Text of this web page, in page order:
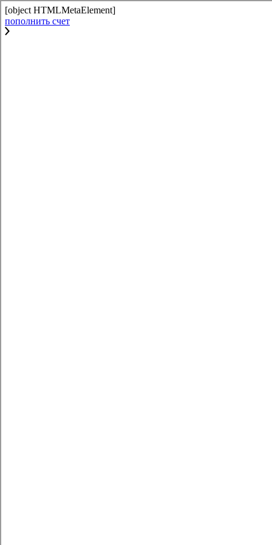
[object HTMLMetaElement]
пополнить счет